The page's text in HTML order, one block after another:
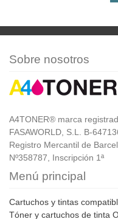
Sobre nosotros
A4TONER® marca
FASAWORLD, S.L. B-
Registro Mercantil de
Nº358787, Inscripción 1ª
Menú principal
Cartuchos y tintas
Tóner y cartuchos de tinta